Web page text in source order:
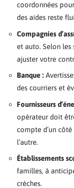
coordonnées
des aides reste
Compagnies
et auto. Selon les
ajuster votre
Banque :
des courriers et
Fournisseurs
opérateur doit
compte d’un
l’autre.
Établissements
familles, à
crèches.